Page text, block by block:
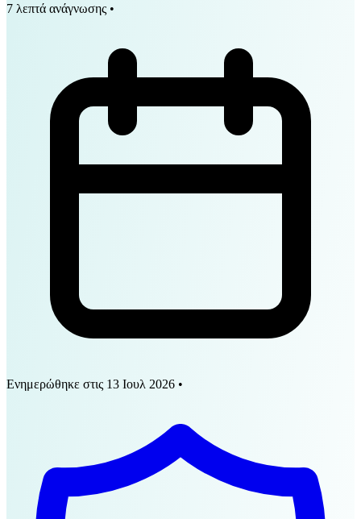
7 λεπτά ανάγνωσης •
Ενημερώθηκε στις 13 Ιουλ 2026 •